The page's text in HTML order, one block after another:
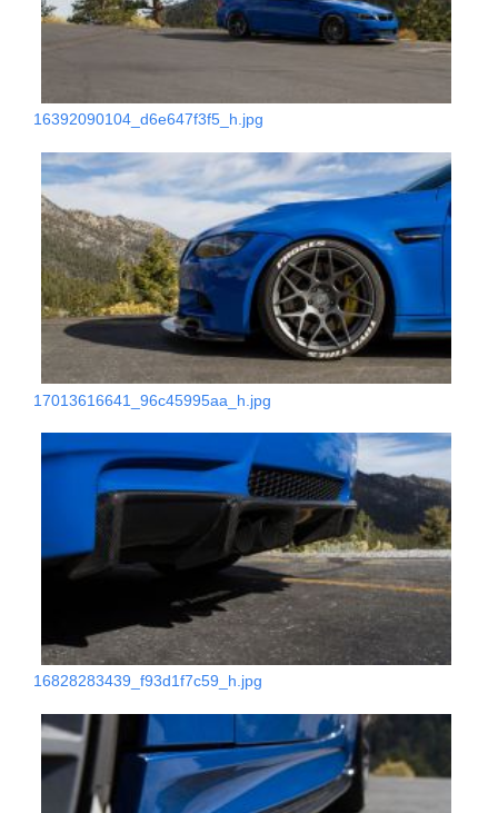
16392090104_d6e647f3f5_h.jpg
17013616641_96c45995aa_h.jpg
16828283439_f93d1f7c59_h.jpg